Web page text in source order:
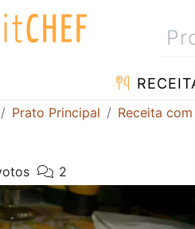
Prato Principal Receita